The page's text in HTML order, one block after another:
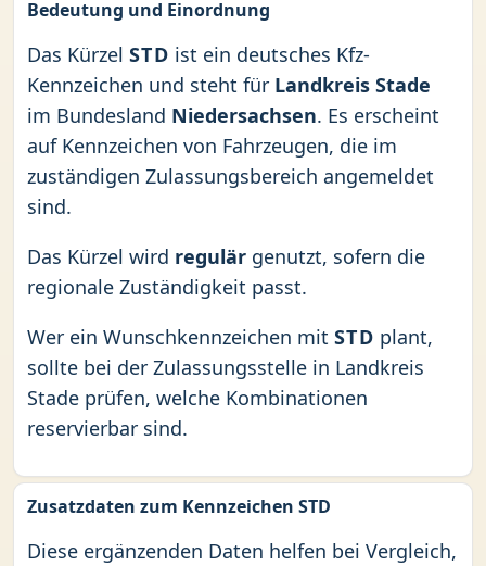
Bedeutung und Einordnung
Das Kürzel STD ist ein deutsches Kfz-
Kennzeichen und steht für Landkreis Stade
im Bundesland Niedersachsen. Es erscheint
auf Kennzeichen von Fahrzeugen, die im
zuständigen Zulassungsbereich angemeldet
sind.
Das Kürzel wird regulär genutzt, sofern die
regionale Zuständigkeit passt.
Wer ein Wunschkennzeichen mit STD plant,
sollte bei der Zulassungsstelle in Landkreis
Stade prüfen, welche Kombinationen
reservierbar sind.
Zusatzdaten zum Kennzeichen STD
Diese ergänzenden Daten helfen bei Vergleich,